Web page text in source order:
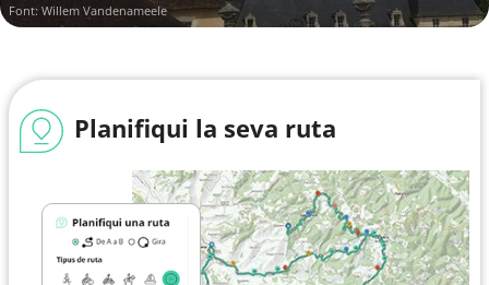
Font: Willem Vandenameele
Planifiqui la seva ruta